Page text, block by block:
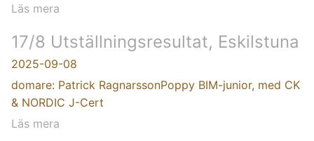
Läs mera
17/8 Utställningsresultat, Eskilstuna
2025-09-08
domare: Patrick RagnarssonPoppy BIM-junior, med CK
& NORDIC J-Cert
Läs mera